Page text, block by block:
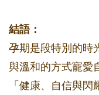
結語：
孕期是段特別的時
與溫和的方式寵愛
「健康、自信與